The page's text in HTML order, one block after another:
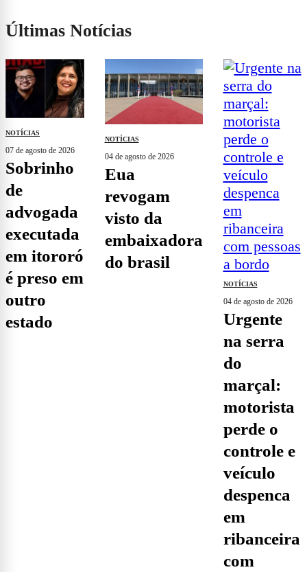
Últimas Notícias
NOTÍCIAS
07 de agosto de 2026
sobrinho
de
advogada
executada
em itororó
é preso em
outro
estado
NOTÍCIAS
04 de agosto de 2026
eua
revogam
visto da
embaixadora
do brasil
NOTÍCIAS
04 de agosto de 2026
urgente
na serra
do
marçal:
motorista
perde o
controle e
veículo
despenca
em
ribanceira
com